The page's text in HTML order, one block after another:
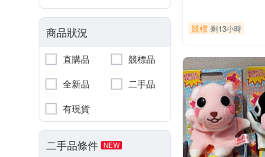
商品狀況
直購品
競標品
全新品
二手品
有現貨
二手品條件 NEW
競標 剩13小時